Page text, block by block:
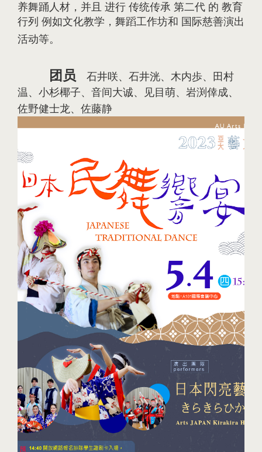
养舞踊人材，并且 进行 传统传承 第二代 的 教育
行列 例如文化教学，舞蹈工作坊和 国际慈善演出
活动等。
团员
石井咲、石井洸、木内歩、田村
温、小杉椰子、音间大诚、见目萌、岩渕倖成、
佐野健士龙、佐藤静